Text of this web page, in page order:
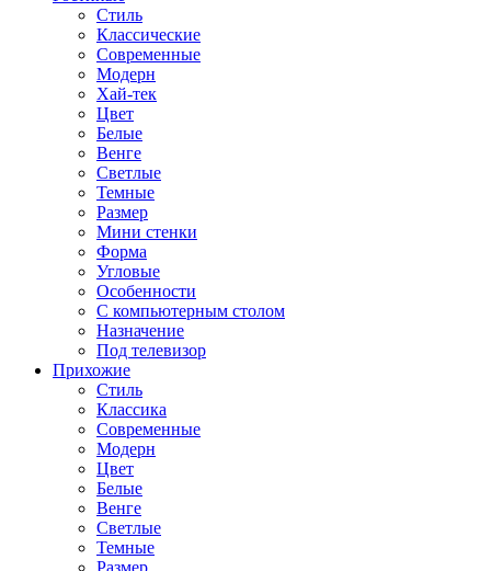
Стиль
Классические
Современные
Модерн
Хай-тек
Цвет
Белые
Венге
Светлые
Темные
Размер
Мини стенки
Форма
Угловые
Особенности
С компьютерным столом
Назначение
Под телевизор
Прихожие
Стиль
Классика
Современные
Модерн
Цвет
Белые
Венге
Светлые
Темные
Размер